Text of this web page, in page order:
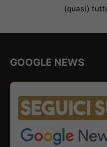
(quasi) tutti
GOOGLE NEWS